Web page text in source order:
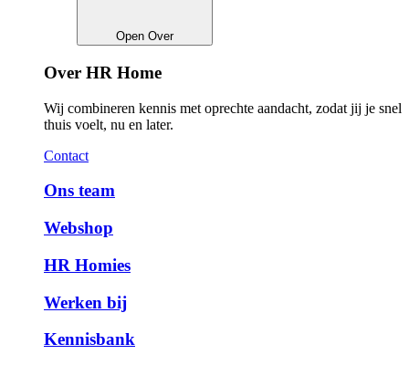
Open Over
Over HR Home
Wij combineren kennis met oprechte aandacht, zodat jij je snel
thuis voelt, nu en later.
Contact
Ons team
Webshop
HR Homies
Werken bij
Kennisbank